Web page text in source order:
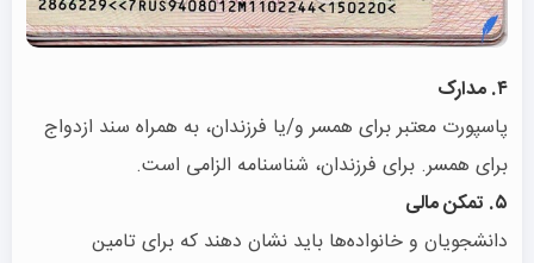
۴. مدارک
پاسپورت معتبر برای همسر و/یا فرزندان، به همراه سند ازدواج
برای همسر. برای فرزندان، شناسنامه الزامی است.
۵. تمکن مالی
دانشجویان و خانواده‌ها باید نشان دهند که برای تامین